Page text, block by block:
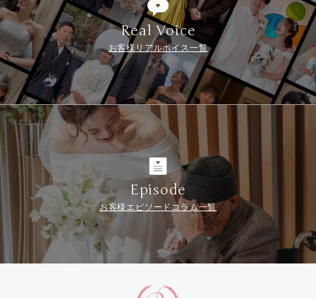
Real Voice
お客様リアルボイス一覧
Episode
お客様エピソードコラム一覧